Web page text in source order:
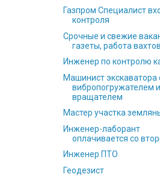
Газпром Специалист
контроля
Срочные и свежие
газеты, работа
Инженер по контролю
Машинист экскаватора
вибропогружателем и
вращателем
Мастер участка
Инженер-лаборант
оплачивается со
Инженер ПТО
Геодезист